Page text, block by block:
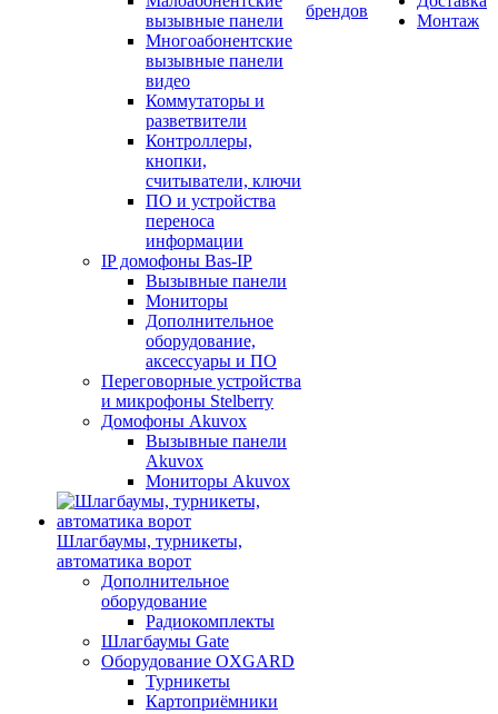
вызывные панели
Многоабонентские
вызывные панели
видео
Коммутаторы и
разветвители
Контроллеры,
кнопки,
считыватели, ключи
ПО и устройства
переноса
информации
IP домофоны Bas-IP
Вызывные панели
Мониторы
Дополнительное
оборудование,
аксессуары и ПО
Переговорные устройства
и микрофоны Stelberry
Домофоны Akuvox
Вызывные панели
Akuvox
Мониторы Akuvox
Шлагбаумы, турникеты,
автоматика ворот
Дополнительное
оборудование
Радиокомплекты
Шлагбаумы Gate
Оборудование OXGARD
Турникеты
Картоприёмники
брендов
Монтаж